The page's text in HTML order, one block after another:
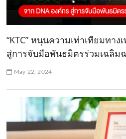
“KTC” หนุนความเท่าเทียมทา
สู่การจับมือพันธมิตรร่วมเฉลิม
May 22, 2024